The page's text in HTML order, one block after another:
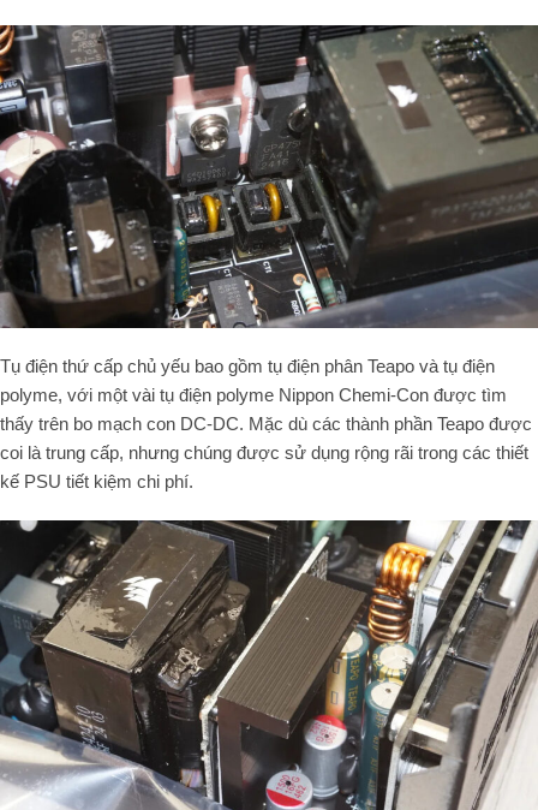
Tụ điện thứ cấp chủ yếu bao gồm tụ điện phân Teapo và tụ điện
polyme, với một vài tụ điện polyme Nippon Chemi-Con được tìm
thấy trên bo mạch con DC-DC. Mặc dù các thành phần Teapo được
coi là trung cấp, nhưng chúng được sử dụng rộng rãi trong các thiết
kế PSU tiết kiệm chi phí.